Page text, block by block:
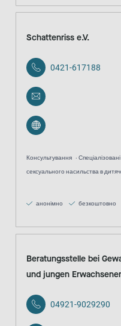
Schattenriss e.V.
0421-617188
Консультування
сексуального насильства в
анонімно безкоштовно
Beratungsstelle bei
und jungen
04921-9029290